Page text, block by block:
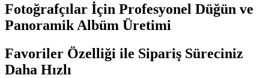
Fotoğrafçılar İçin Profesyonel Düğün ve
Panoramik Albüm Üretimi
Favoriler Özelliği ile Sipariş Süreciniz
Daha Hızlı